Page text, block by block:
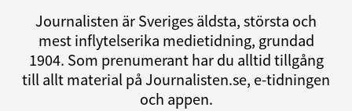
Journalisten är Sveriges äldsta, största och
mest inflytelserika medietidning, grundad
1904. Som prenumerant har du alltid tillgång
till allt material på Journalisten.se, e-tidningen
och appen.